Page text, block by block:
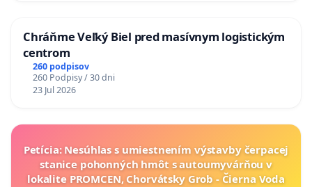
Chráňme Veľký Biel pred masívnym logistickým
centrom
260 podpisov
260 Podpisy / 30 dni
23 Jul 2026
Petícia: Nesúhlas s umiestnením výstavby čerpacej
stanice pohonných hmôt s autoumyvárňou v
lokalite PROMCEN, Chorvátsky Grob - Čierna Voda